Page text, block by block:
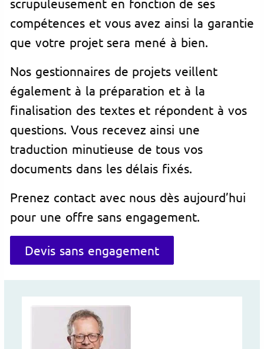
compétences et vous avez ainsi la garantie
que votre projet sera mené à bien.
Nos gestionnaires de projets veillent
également à la préparation et à la
finalisation des textes et répondent à vos
questions. Vous recevez ainsi une
traduction minutieuse de tous vos
documents dans les délais fixés.
Prenez contact avec nous dès aujourd’hui
pour une offre sans engagement.
Devis sans engagement